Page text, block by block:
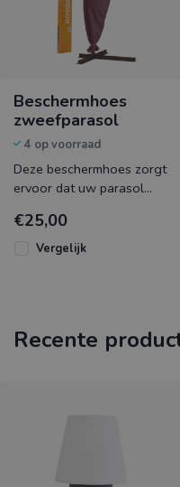
Beschermhoes
zweefparasol
4 op voorraad
Deze beschermhoes zorgt
ervoor dat uw parasol
vocht en vuil, wanneer hij
inge
€25,00
Vergelijk
Recente